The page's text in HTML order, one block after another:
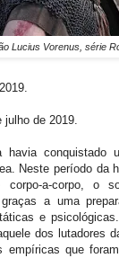
Lucius Vorenus, série
julho de 2019.
havia
Neste período da
a-corpo, o
a uma
e
dos lutadores
que